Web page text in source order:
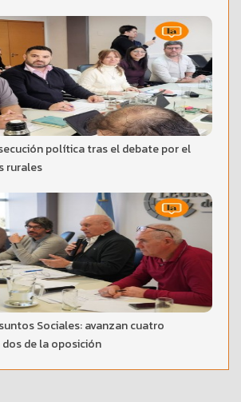
política tras el debate por el
rurales
Sociales: avanzan cuatro
de la oposición